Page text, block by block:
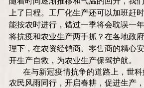
上了日程。工厂化生产还可以加班赶
能按农时进行，错过一季将会耽误一
将抗疫和农业生产两手抓？在各地政
理下，在农资经销商、零售商的精心
开生产自救，为农业生产保驾护航。
在与新冠疫情抗争的道路上，世
农民风雨同行，开启春耕，促进生产